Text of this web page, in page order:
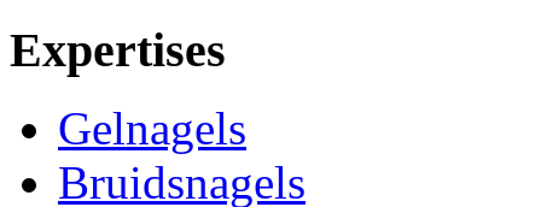
Expertises
Gelnagels
Bruidsnagels